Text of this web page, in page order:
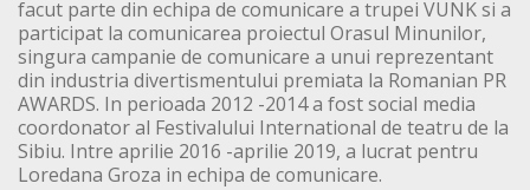
facut parte din echipa de comunicare a trupei VUNK si a
participat la comunicarea proiectul Orasul Minunilor,
singura campanie de comunicare a unui reprezentant
din industria divertismentului premiata la Romanian PR
AWARDS. In perioada 2012 -2014 a fost social media
coordonator al Festivalului International de teatru de la
Sibiu. Intre aprilie 2016 -aprilie 2019, a lucrat pentru
Loredana Groza in echipa de comunicare.